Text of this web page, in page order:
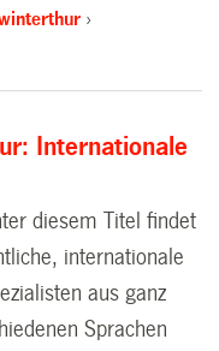
Internationale
diesem Titel findet
internationale
aus ganz
Sprachen